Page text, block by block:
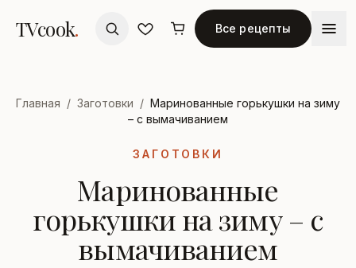
TVcook. Все рецепты
Главная / Заготовки / Маринованные горькушки на зиму
– с вымачиванием
ЗАГОТОВКИ
Маринованные
горькушки на зиму – с
вымачиванием